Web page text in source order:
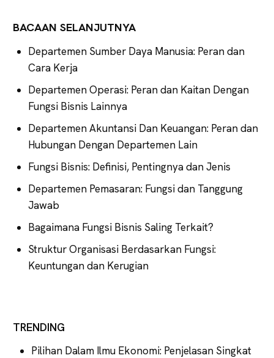
BACAAN SELANJUTNYA
Departemen Sumber Daya Manusia: Peran dan
Cara Kerja
Departemen Operasi: Peran dan Kaitan Dengan
Fungsi Bisnis Lainnya
Departemen Akuntansi Dan Keuangan: Peran dan
Hubungan Dengan Departemen Lain
Fungsi Bisnis: Definisi, Pentingnya dan Jenis
Departemen Pemasaran: Fungsi dan Tanggung
Jawab
Bagaimana Fungsi Bisnis Saling Terkait?
Struktur Organisasi Berdasarkan Fungsi:
Keuntungan dan Kerugian
TRENDING
Pilihan Dalam Ilmu Ekonomi: Penjelasan Singkat